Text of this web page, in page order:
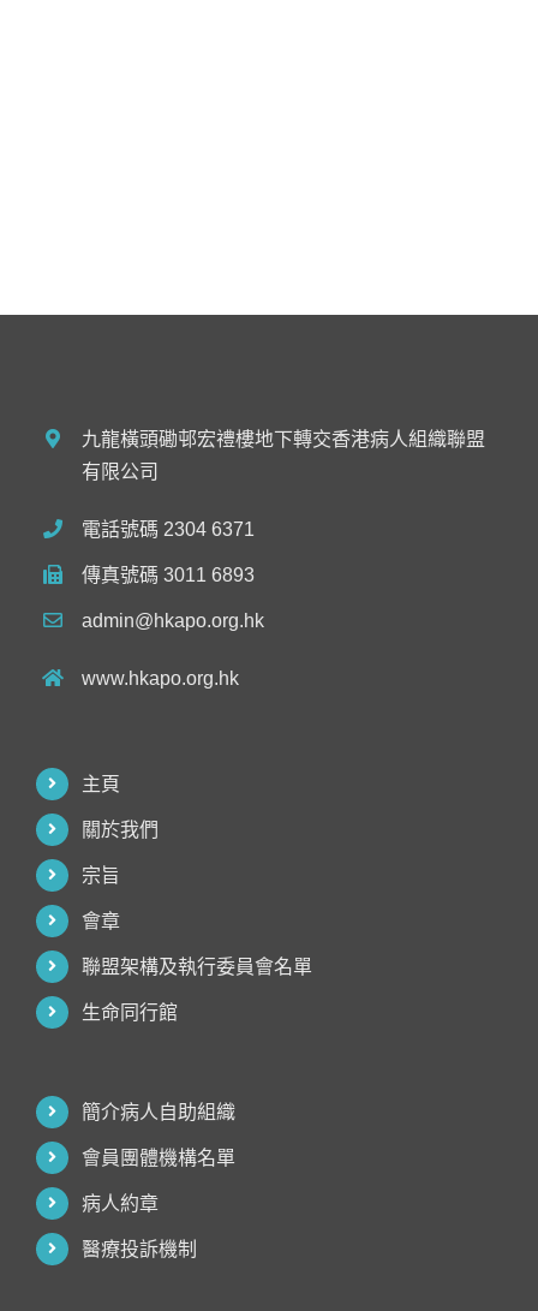
九龍橫頭磡邨宏禮樓地下轉交香港病人組織聯盟
有限公司
電話號碼 2304 6371
傳真號碼 3011 6893
admin@hkapo.org.hk
www.hkapo.org.hk
主頁
關於我們
宗旨
會章
聯盟架構及執行委員會名單
生命同行館
簡介病人自助組織
會員團體機構名單
病人約章
醫療投訴機制